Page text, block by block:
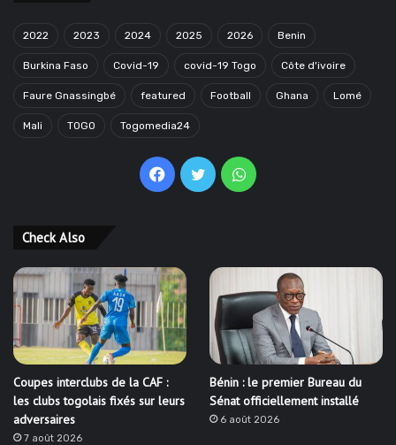
2022 2023 2024 2025 2026 Benin
Burkina Faso Covid-19 covid-19 Togo Côte d'ivoire
Faure Gnassingbé featured Football Ghana Lomé
Mali TOGO Togomedia24
Facebook
TwitterWhatsApp
Check Also
Coupes interclubs de la CAF :
les clubs togolais fixés sur leurs
adversaires
7 août 2026
Bénin : le premier Bureau du
Sénat officiellement installé
6 août 2026